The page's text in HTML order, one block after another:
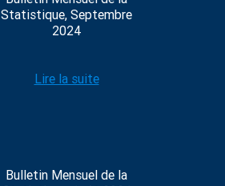
Statistique, Septembre
2024
Lire la suite
Bulletin Mensuel de la